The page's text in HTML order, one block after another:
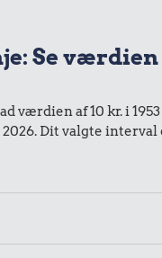
0,65 kr.
Se
værdien af 10 kr. i
Dit valgte